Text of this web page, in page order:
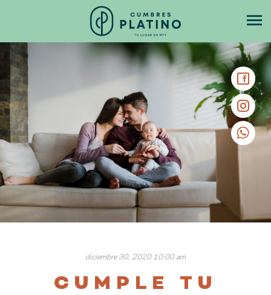
diciembre 30, 2020 10:00 am
CUMPLE TU